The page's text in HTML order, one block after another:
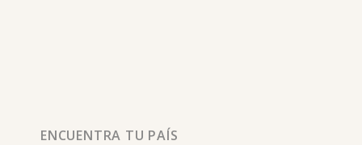
ENCUENTRA TU PAÍS